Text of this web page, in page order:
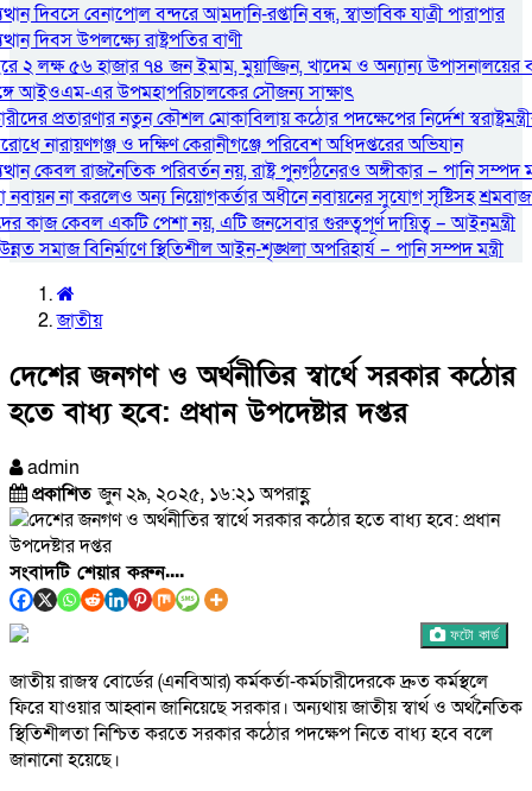
দিবসে বেনাপোল বন্দরে আমদানি-রপ্তানি বন্ধ, স্বাভাবিক যাত্রী পারাপার
দিবস উপলক্ষ্যে রাষ্ট্রপতির বাণী
২ লক্ষ ৫৬ হাজার ৭৪ জন ইমাম, মুয়াজ্জিন, খাদেম ও অন্যান্য উপাসনালয়ের
সঙ্গে আইওএম-এর উপমহাপরিচালকের সৌজন্য সাক্ষাৎ
প্রতারণার নতুন কৌশল মোকাবিলায় কঠোর পদক্ষেপের নির্দেশ
নারায়ণগঞ্জ ও দক্ষিণ কেরানীগঞ্জে পরিবেশ অধিদপ্তরের অভিযান
কেবল রাজনৈতিক পরিবর্তন নয়, রাষ্ট্র পুনর্গঠনেরও অঙ্গীকার – পানি সম্পদ
না করলেও অন্য নিয়োগকর্তার অধীনে নবায়নের সুযোগ সৃষ্টিসহ
কাজ কেবল একটি পেশা নয়, এটি জনসেবার গুরুত্বপূর্ণ দায়িত্ব – আইনমন্ত্রী
সমাজ বিনির্মাণে স্থিতিশীল আইন-শৃঙ্খলা অপরিহার্য – পানি সম্পদ মন্ত্রী
জাতীয়
দেশের জনগণ ও অর্থনীতির স্বার্থে সরকার কঠোর
হতে বাধ্য হবে: প্রধান উপদেষ্টার দপ্তর
admin
প্রকাশিতজুন ২৯, ২০২৫, ১৬:২১ অপরাহ্ণ
ফটো কার্ড
সংবাদটি শেয়ার করুন....
জাতীয় রাজস্ব বোর্ডের (এনবিআর) কর্মকর্তা-কর্মচারীদেরকে দ্রুত কর্মস্থলে
ফিরে যাওয়ার আহ্বান জানিয়েছে সরকার। অন্যথায় জাতীয় স্বার্থ ও অর্থনৈতিক
স্থিতিশীলতা নিশ্চিত করতে সরকার কঠোর পদক্ষেপ নিতে বাধ্য হবে বলে
জানানো হয়েছে।